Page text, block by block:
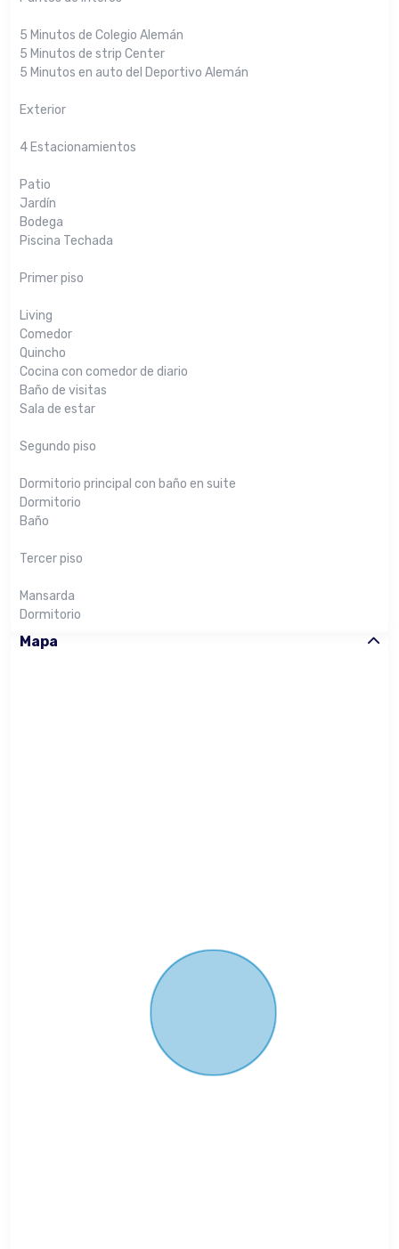
5 Minutos de Colegio Alemán
5 Minutos de strip Center
5 Minutos en auto del Deportivo Alemán
Exterior
4 Estacionamientos
Patio
Jardín
Bodega
Piscina Techada
Primer piso
Living
Comedor
Quincho
Cocina con comedor de diario
Baño de visitas
Sala de estar
Segundo piso
Dormitorio principal con baño en suite
Dormitorio
Baño
Tercer piso
Mansarda
Dormitorio
Mapa